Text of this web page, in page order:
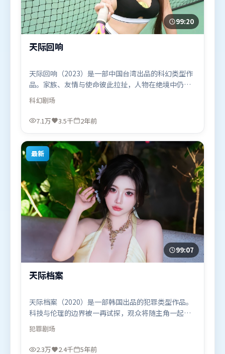
99:20
天际回响
天际回响（2023）是一部中国台湾出品的科幻类型作
品。家族、友情与使命彼此拉扯，人物在绝境中仍试
图守住心中微光。人物关系网复杂却不凌乱，每场对
手戏都推动信息增量。由娄烨执导，长泽雅美、迪皮
卡·帕度柯妮、谭卓，堺雅人、周冬雨等联袂出演。
上线，适合喜欢科幻题材的观众观看。
科幻剧场
7.1万 3.5千 2年前
最新
99:07
天际档案
天际档案（2020）是一部韩国出品的犯罪类型作品。
科技与伦理的边界被一再试探，观众将随主角一起经
历道德震荡。类型元素被重新组合，既致敬经典也尝
试突破套路。由郭帆执导，汤姆·哈迪、古天乐、黄
渤，孙艺珍等联袂出演。影片于2020年11月27日（韩
犯罪剧场
2.3万 2.4千 5年前